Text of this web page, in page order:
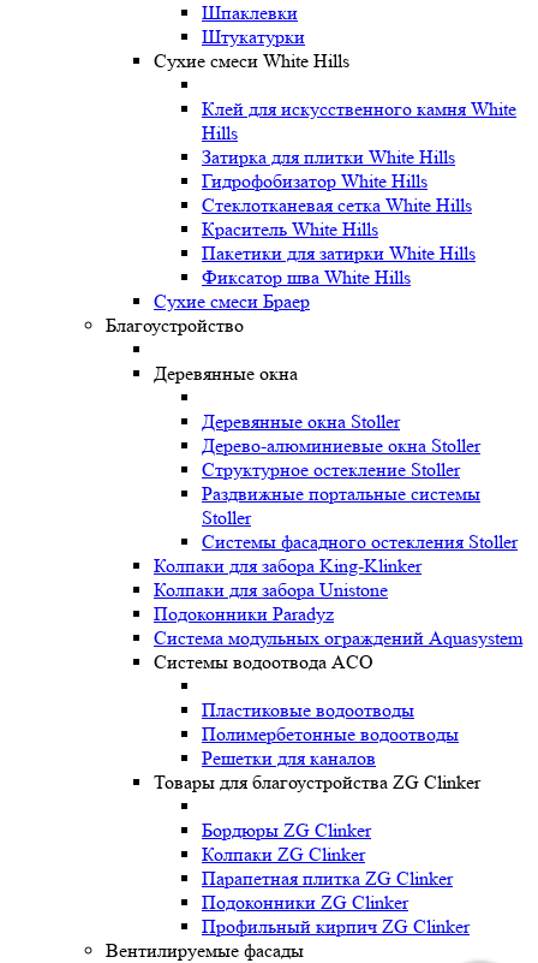
Шпаклевки
Штукатурки
Сухие смеси White Hills
Клей для искусственного камня White
Hills
Затирка для плитки White Hills
Гидрофобизатор White Hills
Стеклотканевая сетка White Hills
Краситель White Hills
Пакетики для затирки White Hills
Фиксатор шва White Hills
Сухие смеси Браер
Благоустройство
Деревянные окна
Деревянные окна Stoller
Дерево-алюминиевые окна Stoller
Структурное остекление Stoller
Раздвижные портальные системы
Stoller
Системы фасадного остекления Stoller
Колпаки для забора King-Klinker
Колпаки для забора Unistone
Подоконники Paradyz
Система модульных ограждений Aquasystem
Системы водоотвода ACO
Пластиковые водоотводы
Полимербетонные водоотводы
Решетки для каналов
Товары для благоустройства ZG Clinker
Бордюры ZG Clinker
Колпаки ZG Clinker
Парапетная плитка ZG Clinker
Подоконники ZG Clinker
Профильный кирпич ZG Clinker
Вентилируемые фасады